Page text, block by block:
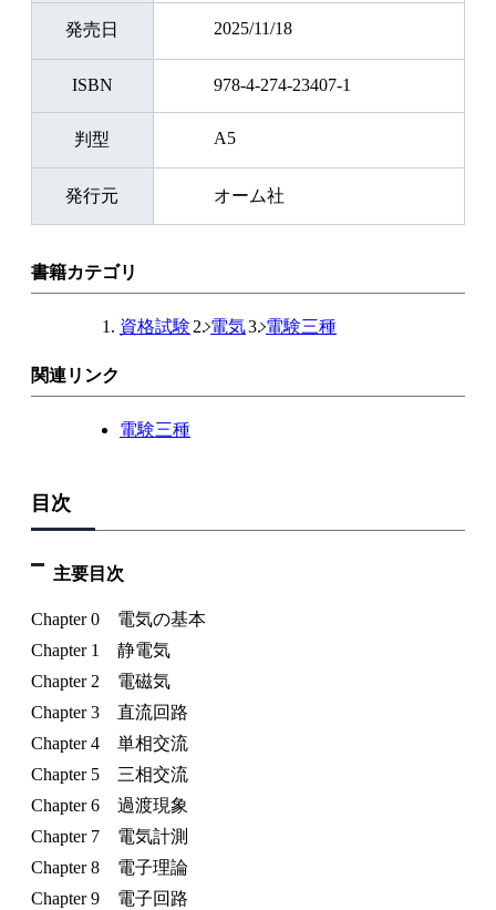
発売日 2025/11/18
ISBN 978-4-274-23407-1
判型 A5
発行元 オーム社
書籍カテゴリ
資格試験 電気 電験三種
関連リンク
電験三種
目次
主要目次
Chapter 0 電気の基本
Chapter 1 静電気
Chapter 2 電磁気
Chapter 3 直流回路
Chapter 4 単相交流
Chapter 5 三相交流
Chapter 6 過渡現象
Chapter 7 電気計測
Chapter 8 電子理論
Chapter 9 電子回路